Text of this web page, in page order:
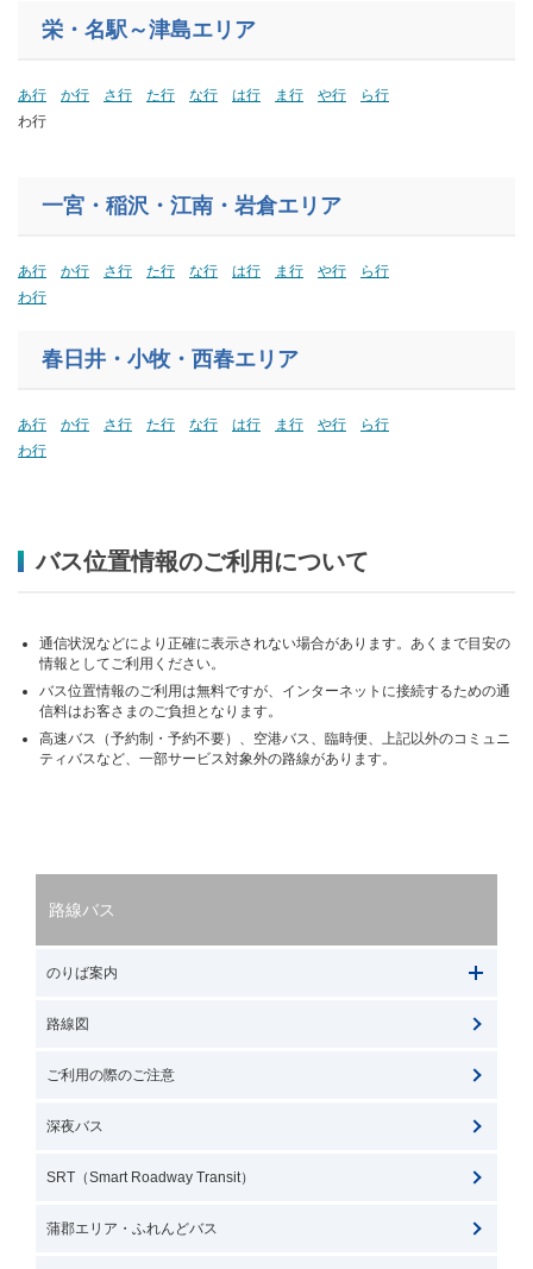
栄・名駅～津島エリア
あ行 か行 さ行 た行 な行 は行 ま行 や行
ら行
わ行
一宮・稲沢・江南・岩倉エリア
あ行 か行 さ行 た行 な行 は行 ま行 や行
ら行
わ行
春日井・小牧・西春エリア
あ行 か行 さ行 た行 な行 は行 ま行 や行
ら行
わ行
バス位置情報のご利用について
通信状況などにより正確に表示されない場合があります。あくまで目安の
情報としてご利用ください。
バス位置情報のご利用は無料ですが、インターネットに接続するための通
信料はお客さまのご負担となります。
高速バス（予約制・予約不要）、空港バス、臨時便、上記以外のコミュニ
ティバスなど、一部サービス対象外の路線があります。
路線バス
のりば案内
路線図
ご利用の際のご注意
深夜バス
SRT（Smart Roadway Transit）
蒲郡エリア・ふれんどバス